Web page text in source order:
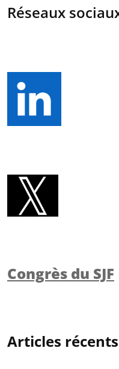
Réseaux
Congrès du SJF
Articles récents